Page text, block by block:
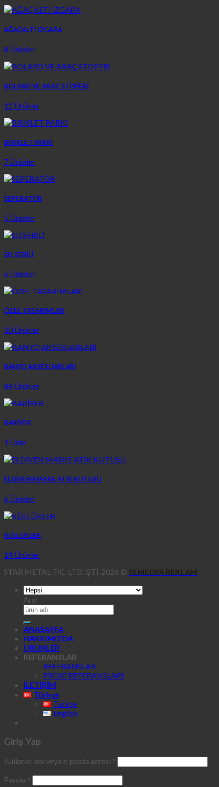
AĞAÇALTI IZGARA
8 Ürünler
BOLARD VE ARAÇ STOPERİ
11 Ürünler
BİSİKLET PARKI
7 Ürünler
SEPERATÖR
5 Ürünler
SU SEBİLİ
6 Ürünler
ÖZEL TASARIMLAR
30 Ürünler
BANYO AKSESUARLARI
88 Ürünler
BARİYER
1 Ürün
ELDİVEN MASKE ATIK KUTUSU
6 Ürünler
KÜLLÜKLER
14 Ürünler
STAR METAL TİC. LTD. ŞTİ. 2026 © SEMEDYA REKLAM
Ara:
ANASAYFA
HAKKIMIZDA
ÜRÜNLER
REFERANSLAR
REFERANSLAR
PROJE REFERANSLARI
İLETİŞİM
Türkçe
Türkçe
English
Giriş Yap
Kullanıcı adı veya e-posta adresi *
Parola *